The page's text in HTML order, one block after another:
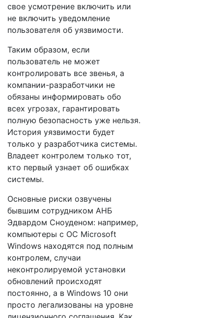
свое усмотрение включить или
не включить уведомление
пользователя об уязвимости.
Таким образом, если
пользователь не может
контролировать все звенья, а
компании-разработчики не
обязаны информировать обо
всех угрозах, гарантировать
полную безопасность уже нельзя.
История уязвимости будет
только у разработчика системы.
Владеет контролем только тот,
кто первый узнает об ошибках
системы.
Основные риски озвучены
бывшим сотрудником АНБ
Эдвардом Сноуденом: например,
компьютеры с ОС Microsoft
Windows находятся под полным
контролем, случаи
неконтролируемой установки
обновлений происходят
постоянно, а в Windows 10 они
просто легализованы на уровне